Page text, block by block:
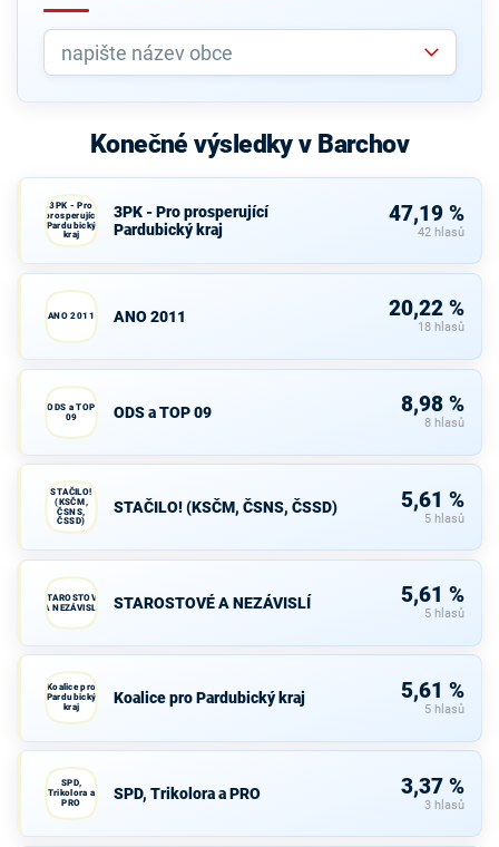
Konečné výsledky v Barchov
3PK - Pro
prosperující
Pardubický
kraj
3PK - Pro prosperující
Pardubický kraj
47,19 %
42 hlasů
ANO 2011 ANO 2011 20,22 %
18 hlasů
ODS a TOP
09
ODS a TOP 09 8,98 %
8 hlasů
STAČILO!
(KSČM,
ČSNS,
ČSSD)
STAČILO! (KSČM, ČSNS, ČSSD) 5,61 %
5 hlasů
STAROSTOVÉ
A NEZÁVISLÍ
STAROSTOVÉ A NEZÁVISLÍ 5,61 %
5 hlasů
Koalice pro
Pardubický
kraj
Koalice pro Pardubický kraj 5,61 %
5 hlasů
SPD,
Trikolora a
PRO
SPD, Trikolora a PRO 3,37 %
3 hlasů